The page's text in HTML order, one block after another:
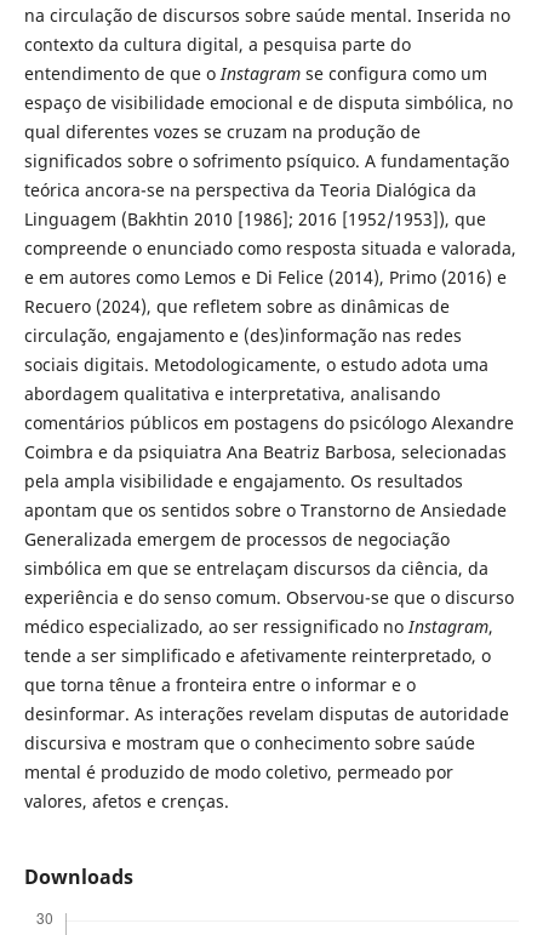
na circulação de discursos sobre saúde mental. Inserida no
contexto da cultura digital, a pesquisa parte do
entendimento de que oInstagramse configura como um
espaço de visibilidade emocional e de disputa simbólica, no
qual diferentes vozes se cruzam na produção de
significados sobre o sofrimento psíquico. A fundamentação
teórica ancora-se na perspectiva da Teoria Dialógica da
Linguagem (Bakhtin 2010 [1986]; 2016 [1952/1953]), que
compreende o enunciado como resposta situada e valorada,
e em autores como Lemos e Di Felice (2014), Primo (2016) e
Recuero (2024), que refletem sobre as dinâmicas de
circulação, engajamento e (des)informação nas redes
sociais digitais. Metodologicamente, o estudo adota uma
abordagem qualitativa e interpretativa, analisando
comentários públicos em postagens do psicólogo Alexandre
Coimbra e da psiquiatra Ana Beatriz Barbosa, selecionadas
pela ampla visibilidade e engajamento. Os resultados
apontam que os sentidos sobre o Transtorno de Ansiedade
Generalizada emergem de processos de negociação
simbólica em que se entrelaçam discursos da ciência, da
experiência e do senso comum. Observou-se que o discurso
médico especializado, ao ser ressignificado noInstagram,
tende a ser simplificado e afetivamente reinterpretado, o
que torna tênue a fronteira entre o informar e o
desinformar. As interações revelam disputas de autoridade
discursiva e mostram que o conhecimento sobre saúde
mental é produzido de modo coletivo, permeado por
valores, afetos e crenças.
Downloads